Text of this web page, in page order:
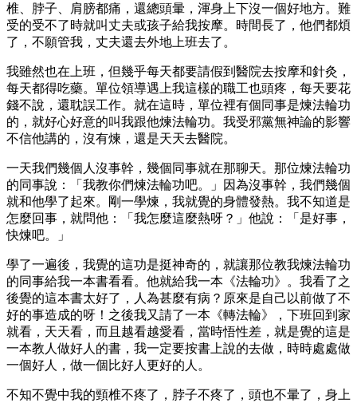
椎、脖子、肩膀都痛，還總頭暈，渾身上下沒一個好地方。難
受的受不了時就叫丈夫或孩子給我按摩。時間長了，他們都煩
了，不願管我，丈夫還去外地上班去了。
我雖然也在上班，但幾乎每天都要請假到醫院去按摩和針灸，
每天都得吃藥。單位領導遇上我這樣的職工也頭疼，每天要花
錢不說，還耽誤工作。就在這時，單位裡有個同事是煉法輪功
的，就好心好意的叫我跟他煉法輪功。我受邪黨無神論的影響
不信他講的，沒有煉，還是天天去醫院。
一天我們幾個人沒事幹，幾個同事就在那聊天。那位煉法輪功
的同事說：「我教你們煉法輪功吧。」因為沒事幹，我們幾個
就和他學了起來。剛一學煉，我就覺的身體發熱。我不知道是
怎麼回事，就問他：「我怎麼這麼熱呀？」他說：「是好事，
快煉吧。」
學了一遍後，我覺的這功是挺神奇的，就讓那位教我煉法輪功
的同事給我一本書看看。他就給我一本《法輪功》。我看了之
後覺的這本書太好了，人為甚麼有病？原來是自己以前做了不
好的事造成的呀！之後我又請了一本《轉法輪》，下班回到家
就看，天天看，而且越看越愛看，當時悟性差，就是覺的這是
一本教人做好人的書，我一定要按書上說的去做，時時處處做
一個好人，做一個比好人更好的人。
不知不覺中我的頸椎不疼了，脖子不疼了，頭也不暈了，身上